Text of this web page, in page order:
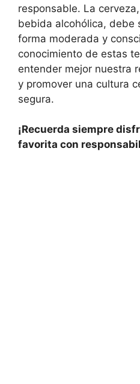
responsable. La
bebida alcohólica, debe
forma moderada y
conocimiento de estas
entender mejor nuestra
y promover una cultura
segura.
¡Recuerda siempre
favorita con